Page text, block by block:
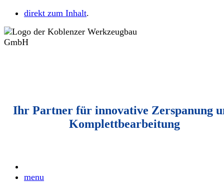
direkt zum Inhalt.
Ihr Partner für innovative Zerspanung
Komplettbearbeitung
menu